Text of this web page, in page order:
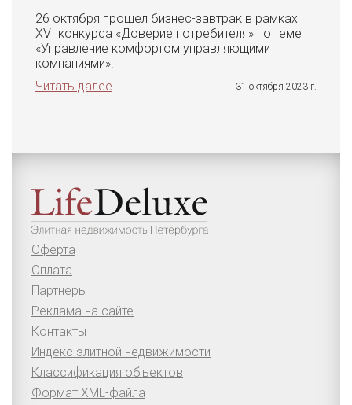
26 октября прошел бизнес-завтрак в рамках
XVI конкурса «Доверие потребителя» по теме
«Управление комфортом управляющими
компаниями».
Читать далее
31 октября 2023 г.
Оферта
Оплата
Партнеры
Реклама на сайте
Контакты
Индекс элитной недвижимости
Классификация объектов
Формат XML-файла